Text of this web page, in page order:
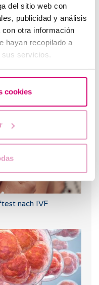
del sitio web con
publicidad y análisis
otra información
hayan recopilado a
sus servicios.
cookies
werden?
nach IVF